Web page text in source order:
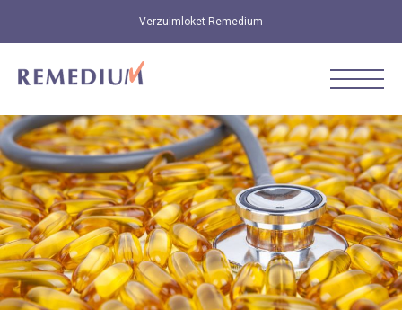
Verzuimloket Remedium